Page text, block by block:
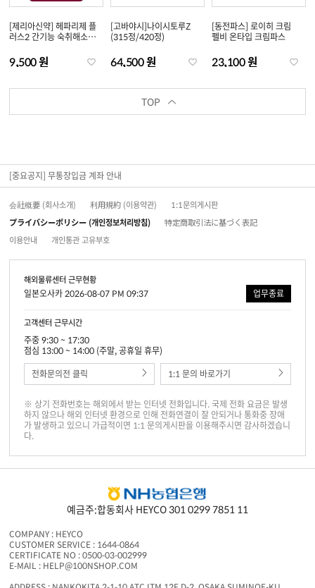
[제리아신약] 헤파리제 플
러스2 간기능 숙취해소
정/180정)
9,500 원
[고바야시]나이시토루Z
(315정/420정)
64,500 원
[동전파스] 로이히 크림
펠비 온타입 크림파스
23,100 원
TOP
[중요공지] 무통장입금 계좌 안내
会社概要 (회사소개) 利用規約 (이용약관)
1:1문의게시판
プライバシーポリシー (개인정보처리방침)
特定商取引法に基づく表記
이용안내
개인통관 고유부호
해외물류센터 근무현황
일본오사카 2026-08-07 PM 09:37 업무종료
고객센터 근무시간
주중 9:30 ~ 17:30
점심 13:00 ~ 14:00 (주말, 공휴일 휴무)
전화문의전 클릭
1:1 문의 바로가기
※ 상기 전화번호는 해외에서 받는 인터넷 전화입니다. 국제 전화 요금은 발생
하지 않으나 해외 인터넷 환경으로 인해 전화연결이 잘 안되거나 통화중 장애
가 발생하고 있으니 가급적이면 1:1 문의게시판을 이용해주시면 감사하겠습니
다.
예금주:합동회사 HEYCO 301 0299 7851 11
COMPANY : HEYCO
CUSTOMER SERVICE : 1644-0864
CERTIFICATE NO : 0500-03-002999
E-MAIL : HELP@100NSHOP.COM